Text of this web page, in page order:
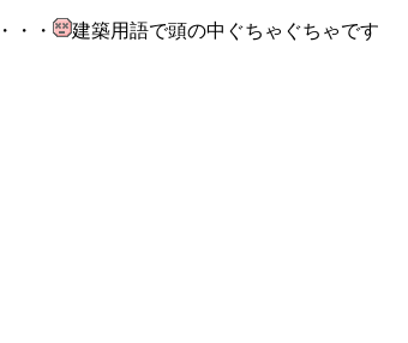
・・ 建築用語で頭の中ぐちゃぐちゃです